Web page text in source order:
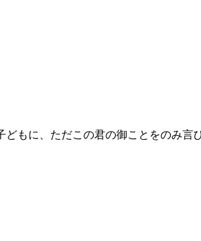
とをのみ言ひ置きて、 「よろづのこと、ただこ